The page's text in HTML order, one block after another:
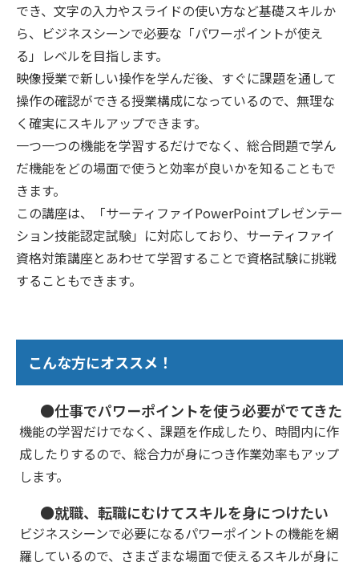
でき、文字の入力やスライドの使い方など基礎スキルか
ら、ビジネスシーンで必要な「パワーポイントが使え
る」レベルを目指します。
映像授業で新しい操作を学んだ後、すぐに課題を通して
操作の確認ができる授業構成になっているので、無理な
く確実にスキルアップできます。
一つ一つの機能を学習するだけでなく、総合問題で学ん
だ機能をどの場面で使うと効率が良いかを知ることもで
きます。
この講座は、「サーティファイPowerPointプレゼンテー
ション技能認定試験」に対応しており、サーティファイ
資格対策講座とあわせて学習することで資格試験に挑戦
することもできます。
こんな方にオススメ！
●仕事でパワーポイントを使う必要がでてきた
機能の学習だけでなく、課題を作成したり、時間内に作
成したりするので、総合力が身につき作業効率もアップ
します。
●就職、転職にむけてスキルを身につけたい
ビジネスシーンで必要になるパワーポイントの機能を網
羅しているので、さまざまな場面で使えるスキルが身に